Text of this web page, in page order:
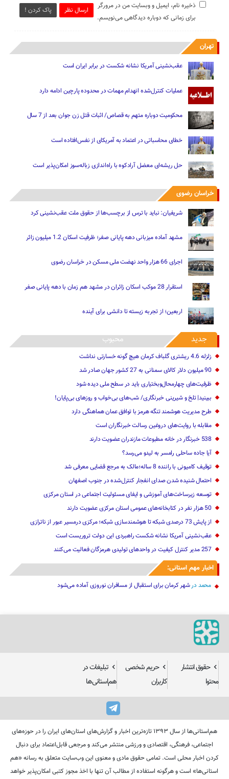
ارسال نظر پاک کردن !
ذخیره نام، ایمیل و وبسایت من در مرورگر
برای زمانی که دوباره دیدگاهی می‌نویسم.
تهران
عقب‌نشینی آمریکا نشانه شکست در برابر ایران است
عملیات کنترل‌شده انهدام مهمات در محدوده پارچین ادامه دارد
محکومیت دوباره متهم به قصاص/ اثبات قتل زن جوان بعد از 7 سال
خطای محاسباتی در اعتماد به آمریکای از نفس‌افتاده است
حل ریشه‌ای معضل آرادکوه با راه‌اندازی زباله‌سوز امکان‌پذیر است
خراسان رضوی
شریفیان: نباید با ترس از برچسب‌ها از حقوق ملت عقب‌نشینی کرد
مشهد آماده میزبانی دهه پایانی صفر؛ ظرفیت اسکان 1.2 میلیون زائر
اجرای 66 هزار واحد نهضت ملی مسکن در خراسان رضوی
استقرار 28 موکب اسکان زائران در مشهد هم زمان با دهه پایانی صفر
اربعین؛ از تجربه زیسته تا دانشی برای آینده
جدید محبوب
زلزله 4.6 ریشتری گلباف کرمان هیچ گونه خسارتی نداشت
90 میلیون دلار کالای سمنانی به 27 کشور جهان صادر شد
ظرفیت‌های چهارمحال‌وبختیاری باید در سطح ملی دیده شود
ببینید| تلخ و شیرینی خبرنگاری/‌ شب‌های بی‌خواب و روزهای بی‌پایان!
طرح مدیریت هوشمند تنگه هرمز با توافق عمان هماهنگی دارد
مقابله با روایت‌های دروغین رسالت خبرنگاران است
538 خبرنگار در خانه مطبوعات مازندران عضویت دارند
آیا جاده ساحلی رامسر به لیدو می‌رسد؟
توقیف کامیونی با راننده 8 ساله؛مالک به مرجع قضایی معرفی شد
احتمال شنیده شدن صدای انفجار کنترل‌شده در جنوب اصفهان
توسعه زیرساخت‌های آموزشی و ایفای مسئولیت اجتماعی در استان مرکزی
50 هزار نفر در کتابخانه‌های عمومی استان مرکزی عضویت دارند
از پایش 73 درصدی شبکه تا هوشمندسازی شبکه؛ مرکزی درمسیر عبور از ناترازی
عقب‌نشینی آمریکا نشانه شکست راهبردی این دولت تروریست است
257 مدیر کنترل کیفیت در واحدهای تولیدی هرمزگان فعالیت می‌کنند
اخبار مهم استانی:
محمد درشهر کرمان برای استقبال از مسافران نوروزی آماده می‌شود
حقوق انتشار
محتوا
حریم شخصی
کاربران
تبلیغات در
هم‌استانی‌ها
هم‌استانی‌ها از سال ۱۳۹۳ تازه‌ترین اخبار و گزارش‌های استان‌های ایران را در حوزه‌های
اجتماعی، فرهنگی، اقتصادی و ورزشی منتشر می‌کند و مرجعی قابل‌اعتماد برای دنبال
کردن اخبار محلی است. تمامی حقوق مادی و معنوی این وب‌سایت متعلق به رسانه «هم
استانی‌ها» است و هرگونه استفاده از مطالب آن تنها با اخذ مجوز کتبی امکان‌پذیر خواهد